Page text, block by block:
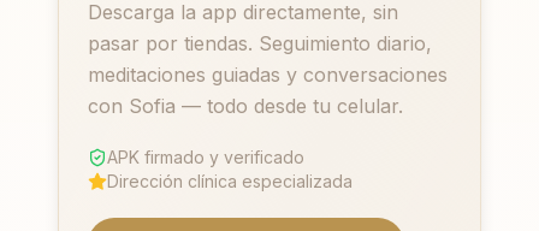
Descarga la app directamente, sin
pasar por tiendas. Seguimiento diario,
meditaciones guiadas y conversaciones
con Sofia — todo desde tu celular.
APK firmado y verificado
Dirección clínica especializada